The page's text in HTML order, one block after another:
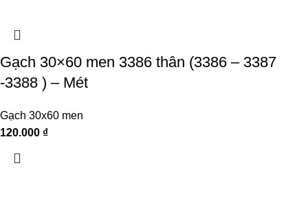
Gạch 30×60 men 3386 thân (3386 – 3387
-3388 ) – Mét
Gạch 30x60 men
120.000 ₫